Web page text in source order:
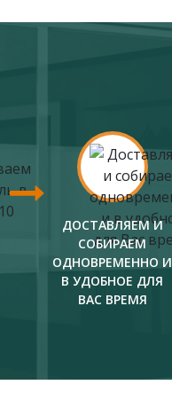
ДОСТАВЛЯЕМ И
СОБИРАЕМ
ОДНОВРЕМЕННО И
В УДОБНОЕ ДЛЯ
ВАС ВРЕМЯ